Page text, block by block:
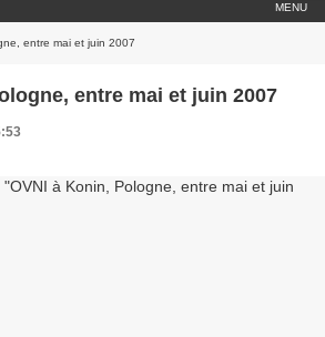
MENU
entre mai et juin 2007
entre mai et juin 2007